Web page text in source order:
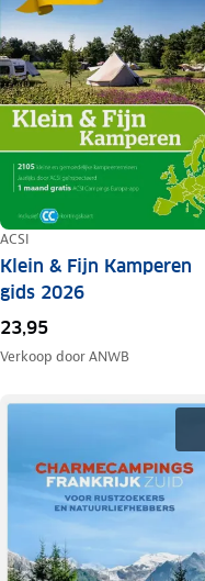
ACSI
Klein & Fijn Kamperen
gids 2026
23,95
Verkoop doorANWB